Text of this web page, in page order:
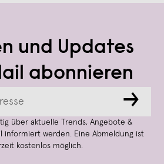
und Updates
abonnieren
→
über aktuelle Trends, Angebote &
informiert werden. Eine Abmeldung ist
kostenlos möglich.